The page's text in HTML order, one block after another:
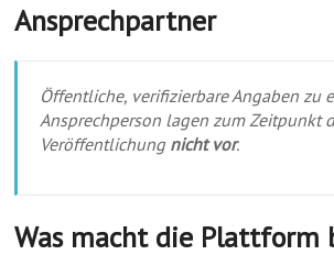
Ansprechpartner
Öffentliche, verifizierbare Angaben zu
Ansprechperson lagen zum Zeitpunkt
Veröffentlichung nicht vor.
Was macht die Plattform